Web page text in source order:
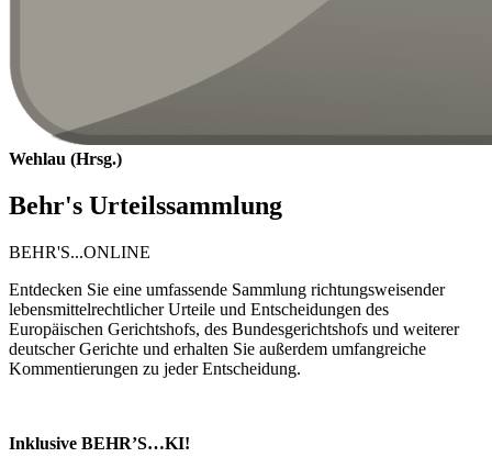
Wehlau (Hrsg.)
Behr's Urteilssammlung
BEHR'S...ONLINE
Entdecken Sie eine umfassende Sammlung richtungsweisender
lebensmittelrechtlicher Urteile und Entscheidungen des
Europäischen Gerichtshofs, des Bundesgerichtshofs und weiterer
deutscher Gerichte und erhalten Sie außerdem umfangreiche
Kommentierungen zu jeder Entscheidung.
Inklusive BEHR’S…KI!